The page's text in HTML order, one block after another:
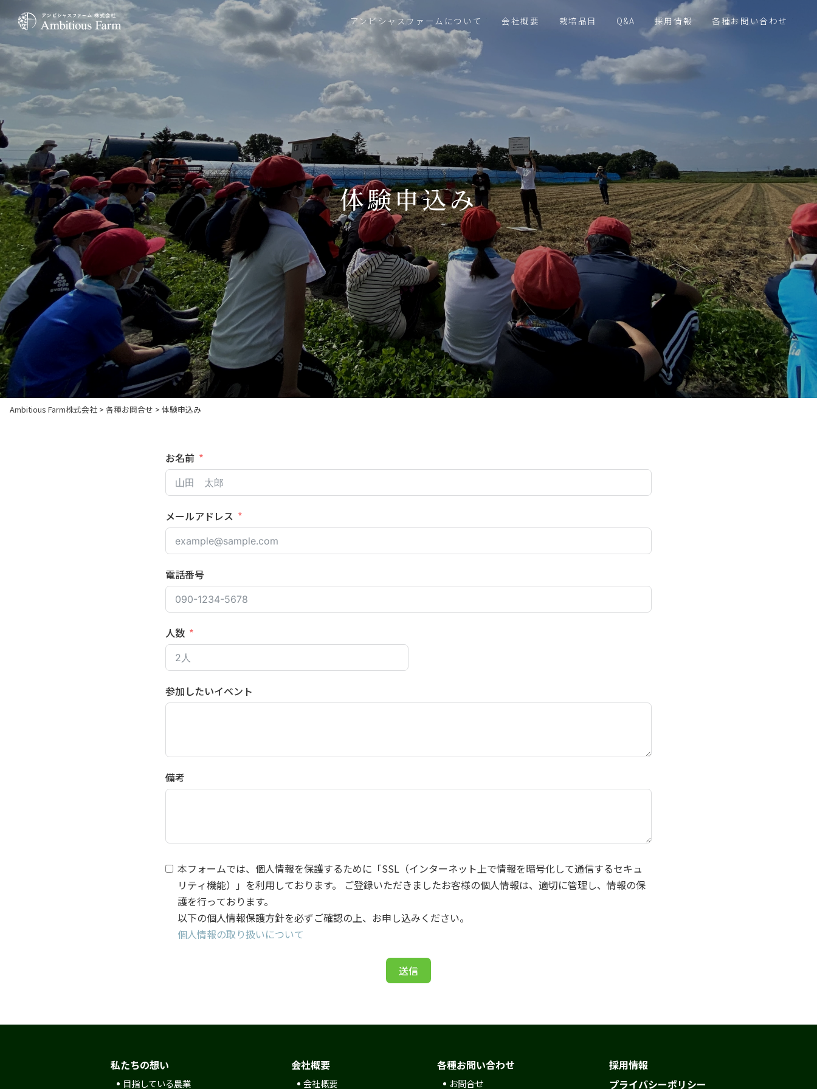
アンビシャスファームについて 会社概要 栽培品目 Q&A 採用情報 各種お問い合わせ
体験申込み
Ambitious Farm株式会社 > 各種お問合せ > 体験申込み
お名前
メールアドレス
電話番号
人数
参加したいイベント
備考
本フォームでは、個人情報を保護するために「SSL（インターネット上で情報を暗号化して通信するセキュ
リティ機能）」を利用しております。 ご登録いただきましたお客様の個人情報は、適切に管理し、情報の保
護を行っております。
以下の個人情報保護方針を必ずご確認の上、お申し込みください。
個人情報の取り扱いについて
送信
私たちの想い
目指している農業
会社概要
会社概要
各種お問い合わせ
お問合せ
採用情報
プライバシーポリシー